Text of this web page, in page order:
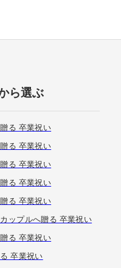
ら選ぶ
る 卒業祝い
る 卒業祝い
る 卒業祝い
る 卒業祝い
る 卒業祝い
ップルへ贈る 卒業祝い
る 卒業祝い
卒業祝い